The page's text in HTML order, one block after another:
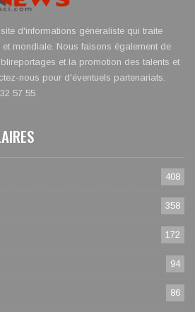
d'informations généraliste qui traite
mondiale. Nous faisons également de
et la promotion des talents et
nous pour d'éventuels partenariats.
57 55
408
358
172
94
86